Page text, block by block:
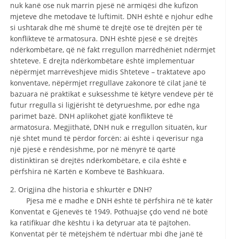
ORGANIZIMI DHE ZHVILLIMI
BORDI DREJTUES
STRUKTURA DHE STRUKTURA ORGANIZATIVE
DISEMINIMI
DREJTA NDERKOMBETARE HUMANITARE
PROMOVIMI I VLERAVE HUMANE
PËRDORIMIN DHE MBROJTJEN E STEMËS
SOCIALO-HUMANITARE
SI TË JEPNI DONACIONE
PËRGATITSHMËRI DHE VEPRIM GJATË KATASTROFAVE
EKIPE PËRGJIGJE DISASTER
nuk kanë ose nuk marrin pjesë në armiqësi dhe kufizon
mjeteve dhe metodave të luftimit. DNH është e njohur edhe
si ushtarak dhe më shumë të drejtë ose të drejtën për të
konflikteve të armatosura. DNH është pjesë e së drejtës
ndërkombëtare, që në fakt rregullon marrëdhëniet ndërmjet
shteteve. E drejta ndërkombëtare është implementuar
nëpërmjet marrëveshjeve midis Shteteve – traktateve apo
konventave, nëpërmjet rregullave zakonore të cilat janë të
bazuara në praktikat e suksesshme të këtyre vendeve për të
futur rregulla si ligjërisht të detyrueshme, por edhe nga
parimet bazë. DNH aplikohet gjatë konflikteve të
armatosura. Megjithatë, DNH nuk e rregullon situatën, kur
një shtet mund të përdor forcën: ai është i qeverisur nga
një pjesë e rëndësishme, por në mënyrë të qartë
distinktiran së drejtës ndërkombëtare, e cila është e
përfshira në Kartën e Kombeve të Bashkuara.
2. Origjina dhe historia e shkurtër e DNH?
Pjesa më e madhe e DNH është të përfshira në të katër
Konventat e Gjenevës të 1949. Pothuajse çdo vend në botë
ka ratifikuar dhe kështu i ka detyruar ata të pajtohen.
Konventat për të mëtejshëm të ndërtuar mbi dhe janë të